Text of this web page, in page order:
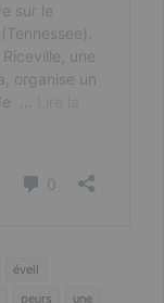
éveil
peurs une